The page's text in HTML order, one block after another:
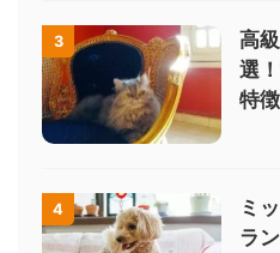
3
高
選
特
4
ミ
ラ